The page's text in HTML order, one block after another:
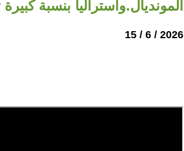
المونديال.وأستراليا بنسبة
2026 / 6 / 15